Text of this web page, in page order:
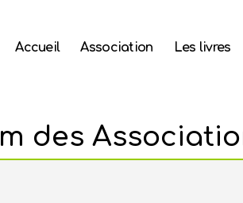
Accueil Association Les livres
des